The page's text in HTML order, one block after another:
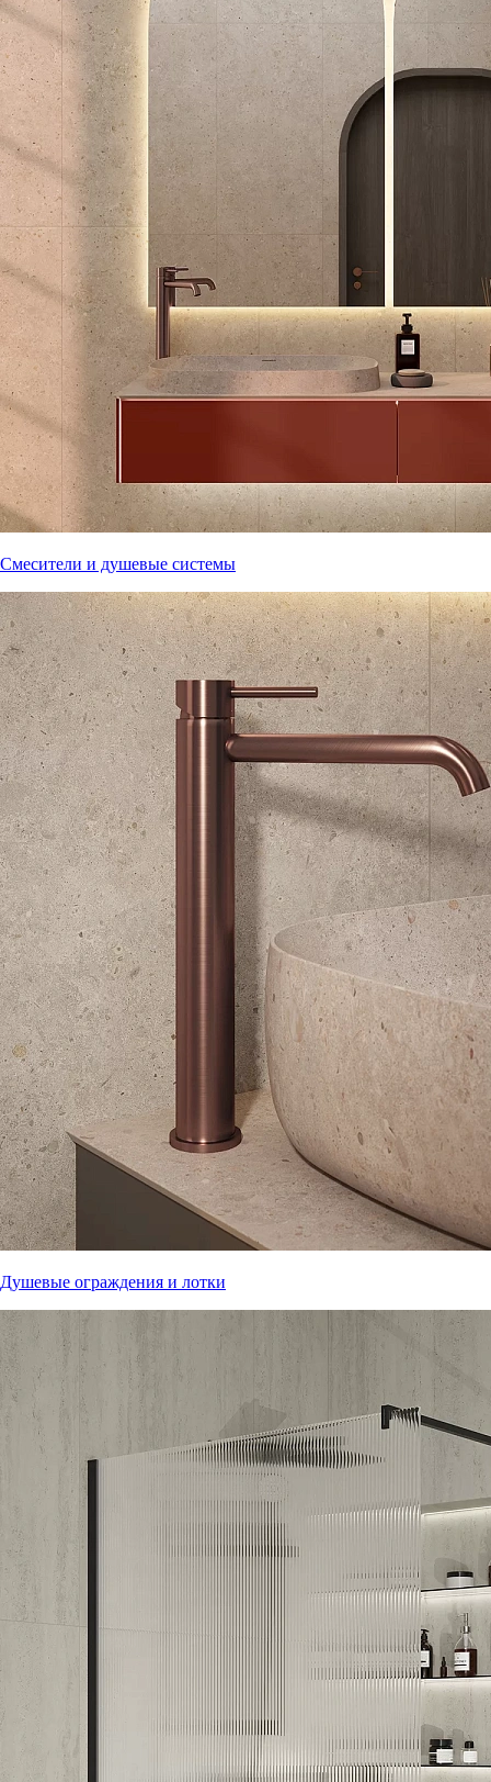
Смесители и душевые системы
Душевые ограждения и лотки